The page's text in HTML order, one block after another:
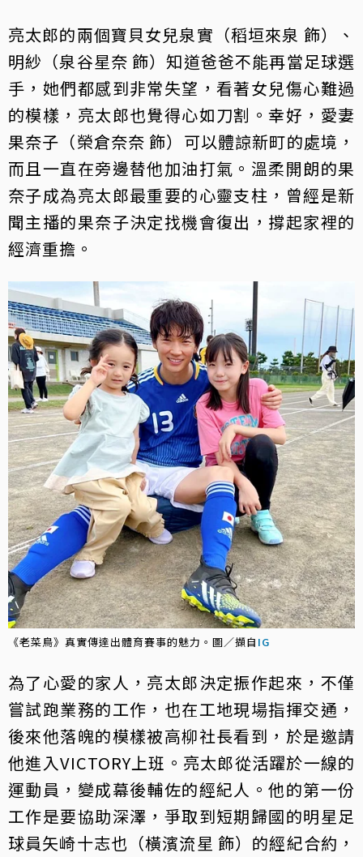
亮太郎的兩個寶貝女兒泉實（稻垣來泉 飾）、
明紗（泉谷星奈 飾）知道爸爸不能再當足球選
手，她們都感到非常失望，看著女兒傷心難過
的模樣，亮太郎也覺得心如刀割。幸好，愛妻
果奈子（榮倉奈奈 飾）可以體諒新町的處境，
而且一直在旁邊替他加油打氣。溫柔開朗的果
奈子成為亮太郎最重要的心靈支柱，曾經是新
聞主播的果奈子決定找機會復出，撐起家裡的
經濟重擔。
《老菜鳥》真實傳達出體育賽事的魅力。圖／擷自 IG
為了心愛的家人，亮太郎決定振作起來，不僅
嘗試跑業務的工作，也在工地現場指揮交通，
後來他落魄的模樣被高柳社長看到，於是邀請
他進入VICTORY上班。亮太郎從活躍於一線的
運動員，變成幕後輔佐的經紀人。他的第一份
工作是要協助深澤，爭取到短期歸國的明星足
球員矢崎十志也（橫濱流星 飾）的經紀合約，